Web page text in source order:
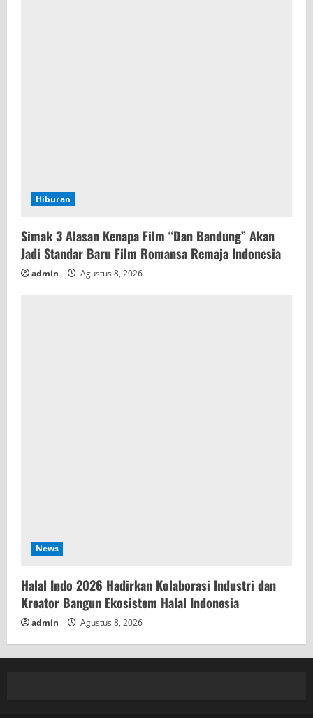
Hiburan
Simak 3 Alasan Kenapa Film “Dan Bandung” Akan
Jadi Standar Baru Film Romansa Remaja Indonesia
admin Agustus 8, 2026
News
Halal Indo 2026 Hadirkan Kolaborasi Industri dan
Kreator Bangun Ekosistem Halal Indonesia
admin Agustus 8, 2026